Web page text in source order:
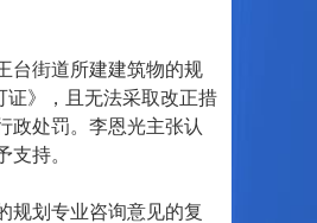
街道所建建筑物的规
证》，且无法采取改正措
政处罚。李恩光主张认
持。
划专业咨询意见的复